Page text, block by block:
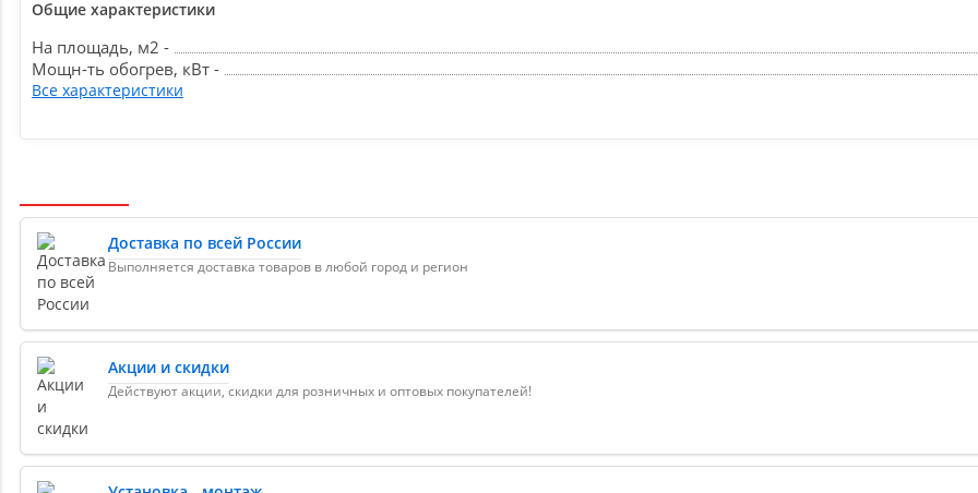
Общие характеристики
На площадь, м2 -
Мощн-ть обогрев, кВт -
Все характеристики
Доставка по всей России
Выполняется доставка товаров в любой город и регион
Акции и скидки
Действуют акции, скидки для розничных и оптовых покупателей!